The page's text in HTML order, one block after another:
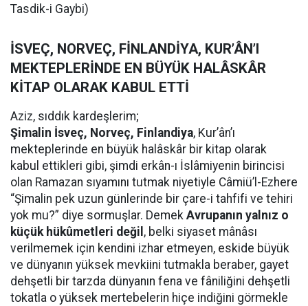
Tasdik-i Gaybi)
İSVEÇ, NORVEÇ, FİNLANDİYA, KUR’ÂN’I
MEKTEPLERİNDE EN BÜYÜK HALÂSKÂR
KİTAP OLARAK KABUL ETTİ
Aziz, sıddık kardeşlerim;
Şimalin İsveç, Norveç, Finlandiya, Kur’ân’ı
mekteplerinde en büyük halâskâr bir kitap olarak
kabul ettikleri gibi, şimdi erkân-ı İslâmiyenin birincisi
olan Ramazan sıyamını tutmak niyetiyle Câmiü’l-Ezhere
“Şimalin pek uzun günlerinde bir çare-i tahfifi ve tehiri
yok mu?” diye sormuşlar. Demek Avrupanın yalnız o
küçük hükûmetleri değil , belki siyaset mânâsı
verilmemek için kendini izhar etmeyen, eskide büyük
ve dünyanın yüksek mevkiini tutmakla beraber, gayet
dehşetli bir tarzda dünyanın fena ve fâniliğini dehşetli
tokatla o yüksek mertebelerin hiçe indiğini görmekle